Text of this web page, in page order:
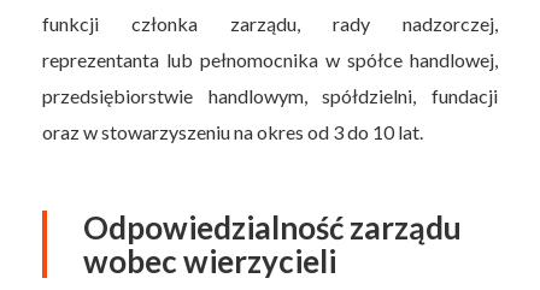
funkcji członka zarządu, rady nadzorczej,
reprezentanta lub pełnomocnika w spółce handlowej,
przedsiębiorstwie handlowym, spółdzielni, fundacji
oraz w stowarzyszeniu na okres od 3 do 10 lat.
Odpowiedzialność zarządu
wobec wierzycieli